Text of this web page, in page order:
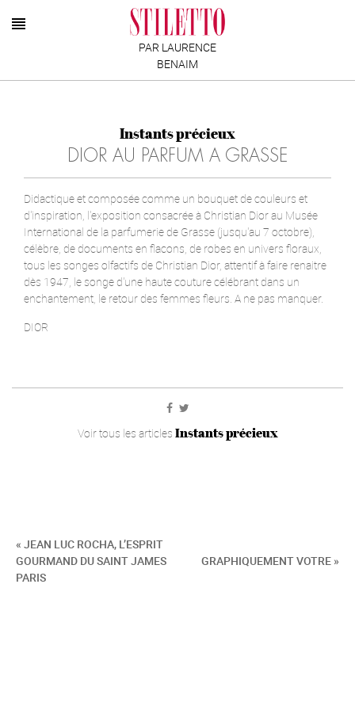
PAR LAURENCE
BENAIM
Instants précieux
DIOR AU PARFUM A GRASSE
Didactique et composée comme un bouquet de couleurs et
d'inspiration, l'exposition consacrée à Christian Dior au Musée
International de la parfumerie de Grasse (jusqu'au 7 octobre),
célèbre, de documents en flacons, de robes en univers floraux,
tous les songes olfactifs de Christian Dior, attentif à faire renaitre
dès 1947, le songe d'une haute couture célébrant dans un
enchantement, le retour des femmes fleurs. A ne pas manquer.
DIOR
Voir tous les articles Instants précieux
« JEAN LUC ROCHA, L’ESPRIT
GOURMAND DU SAINT JAMES
PARIS
GRAPHIQUEMENT VOTRE »